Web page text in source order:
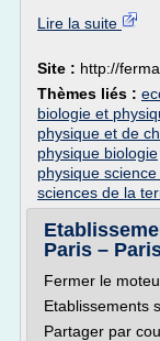
Lire la suite
Site : http://
Thèmes liés :
biologie et
physique et de
physique biologie
physique
sciences de la
Paris –
Fermer le
Etablissements
Partager par